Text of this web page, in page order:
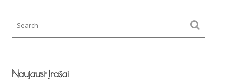
Naujausi Įrašai